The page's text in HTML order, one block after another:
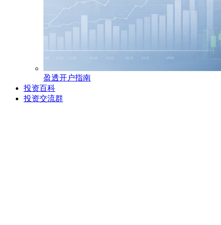
盈透开户指南
投资百科
投资交流群